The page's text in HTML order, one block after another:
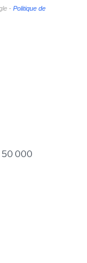
- Politique de
50 000